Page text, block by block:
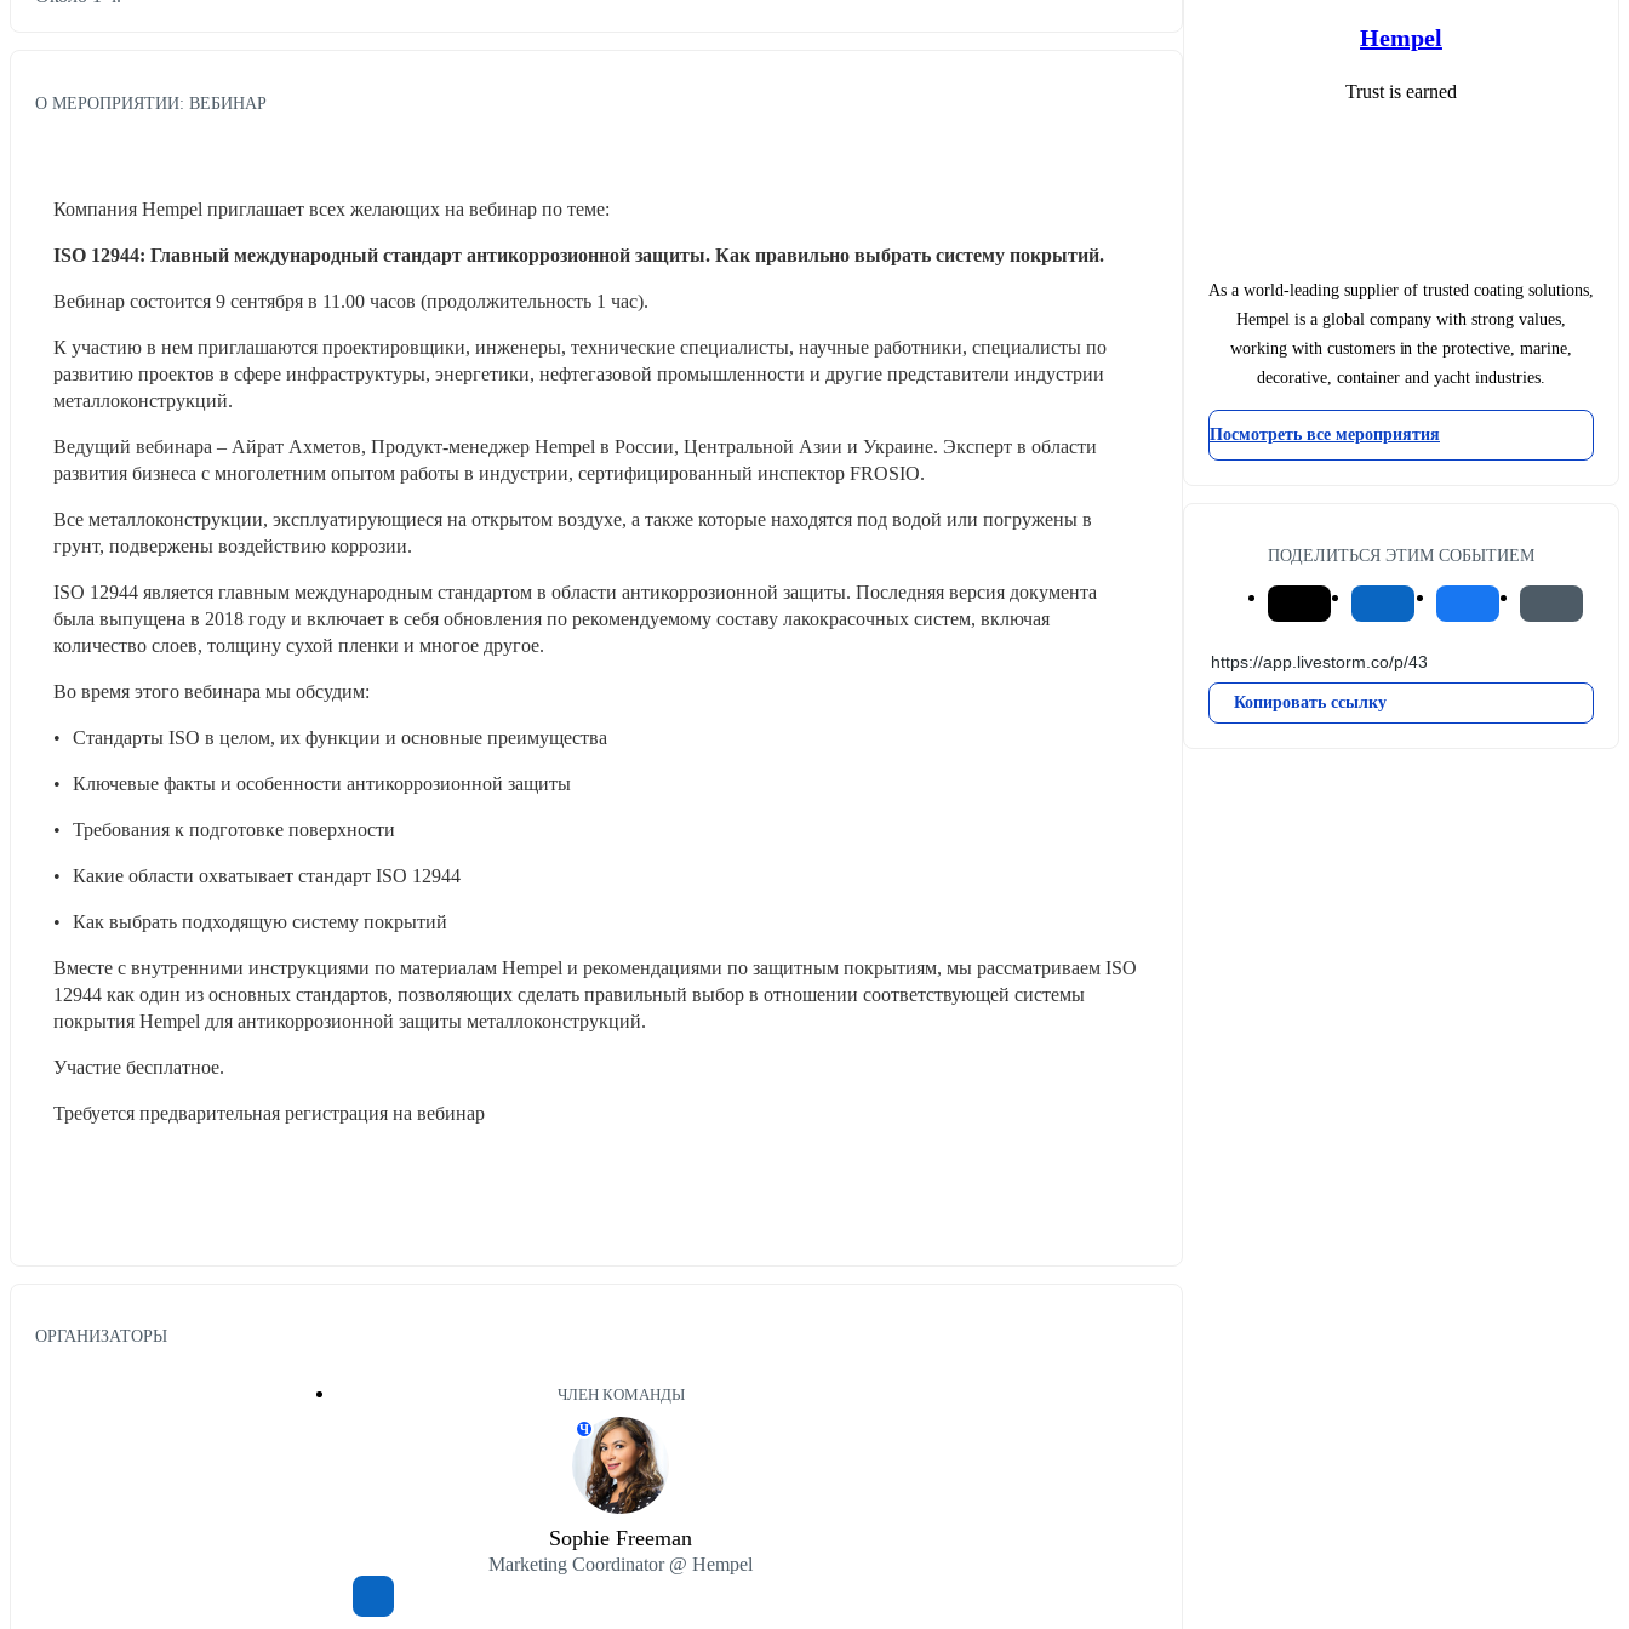
О МЕРОПРИЯТИИ: ВЕБИНАР
Компания Hempel приглашает всех желающих на вебинар по теме:
ISO 12944: Главный международный стандарт антикоррозионной защиты. Как правильно выбрать систему покрытий.
Вебинар состоится 9 сентября в 11.00 часов (продолжительность 1 час).
К участию в нем приглашаются проектировщики, инженеры, технические специалисты, научные работники, специалисты по
развитию проектов в сфере инфраструктуры, энергетики, нефтегазовой промышленности и другие представители индустрии
металлоконструкций.
Ведущий вебинара – Айрат Ахметов, Продукт-менеджер Hempel в России, Центральной Азии и Украине. Эксперт в области
развития бизнеса с многолетним опытом работы в индустрии, сертифицированный инспектор FROSIO.
Все металлоконструкции, эксплуатирующиеся на открытом воздухе, а также которые находятся под водой или погружены в
грунт, подвержены воздействию коррозии.
ISO 12944 является главным международным стандартом в области антикоррозионной защиты. Последняя версия документа
была выпущена в 2018 году и включает в себя обновления по рекомендуемому составу лакокрасочных систем, включая
количество слоев, толщину сухой пленки и многое другое.
Во время этого вебинара мы обсудим:
•	Стандарты ISO в целом, их функции и основные преимущества
•	Ключевые факты и особенности антикоррозионной защиты
•	Требования к подготовке поверхности
•	Какие области охватывает стандарт ISO 12944
•	Как выбрать подходящую систему покрытий
Вместе с внутренними инструкциями по материалам Hempel и рекомендациями по защитным покрытиям, мы рассматриваем ISO
12944 как один из основных стандартов, позволяющих сделать правильный выбор в отношении соответствующей системы
покрытия Hempel для антикоррозионной защиты металлоконструкций.
Участие бесплатное.
Требуется предварительная регистрация на вебинар
ОРГАНИЗАТОРЫ
ЧЛЕН КОМАНДЫ
Ч
Sophie Freeman
Marketing Coordinator @ Hempel
Hempel
Trust is earned
As a world-leading supplier of trusted coating solutions,
Hempel is a global company with strong values,
working with customers in the protective, marine,
decorative, container and yacht industries.
Посмотреть все мероприятия
ПОДЕЛИТЬСЯ ЭТИМ СОБЫТИЕМ
Копировать ссылку